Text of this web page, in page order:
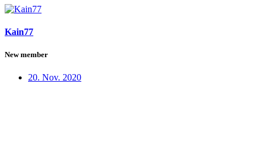
Kain77
New member
20. Nov. 2020